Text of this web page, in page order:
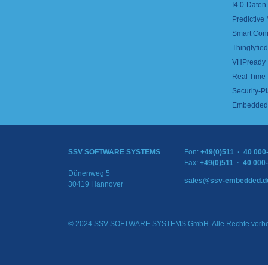
I4.0-
Predictive
Smart
VHPready
Real
Security-
SSV SOFTWARE SYSTEMS
Dünenweg 5
30419 Hannover
Fon: +49(0)511 · 40
Fax: +49(0)511 · 40
sales@ssv-
© 2024 SSV SOFTWARE SYSTEMS GmbH. Alle Rechte